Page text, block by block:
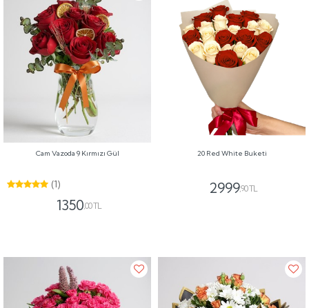
Cam Vazoda 9 Kırmızı Gül
(1)
1350,00 TL
20 Red White Buketi
2999,90 TL